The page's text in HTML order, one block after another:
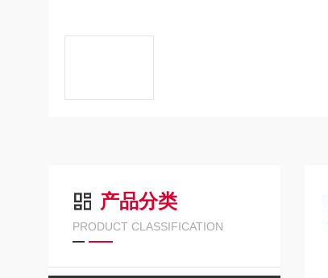
产品分类
PRODUCT CLASSIFICATION